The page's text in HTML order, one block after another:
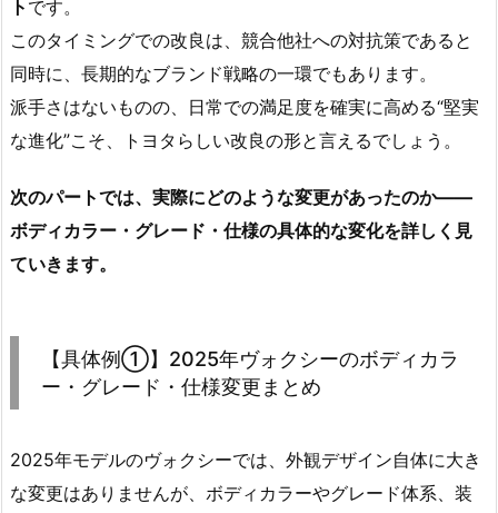
ト です。
このタイミングでの改良は、競合他社への対抗策であると
同時に、長期的なブランド戦略の一環でもあります。
派手さはないものの、日常での満足度を確実に高める“堅実
な進化”こそ、トヨタらしい改良の形と言えるでしょう。
次のパートでは、実際にどのような変更があったのか——
ボディカラー・グレード・仕様の具体的な変化を詳しく見
ていきます。
【具体例①】2025年ヴォクシーのボディカラ
ー・グレード・仕様変更まとめ
2025年モデルのヴォクシーでは、外観デザイン自体に大き
な変更はありませんが、ボディカラーやグレード体系、装